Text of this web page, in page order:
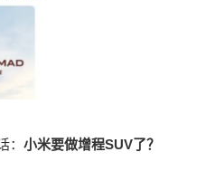
： 小米要做增程SUV了？